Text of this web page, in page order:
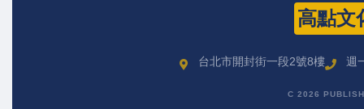
高點文
台北市開封街一段2號8樓 週
C 2026